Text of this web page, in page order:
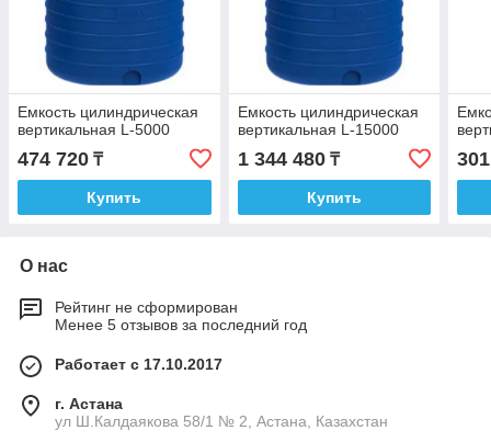
Емкость цилиндрическая
вертикальная L-5000
474 720 ₸
Купить
Емкость цилиндрическая
вертикальная L-15000
1 344 480₸
Купить
О нас
Рейтинг не сформирован
Менее 5 отзывов за последний год
Работает с 17.10.2017
г. Астана
ул Ш.Калдаякова 58/1 № 2, Астана, Казахстан